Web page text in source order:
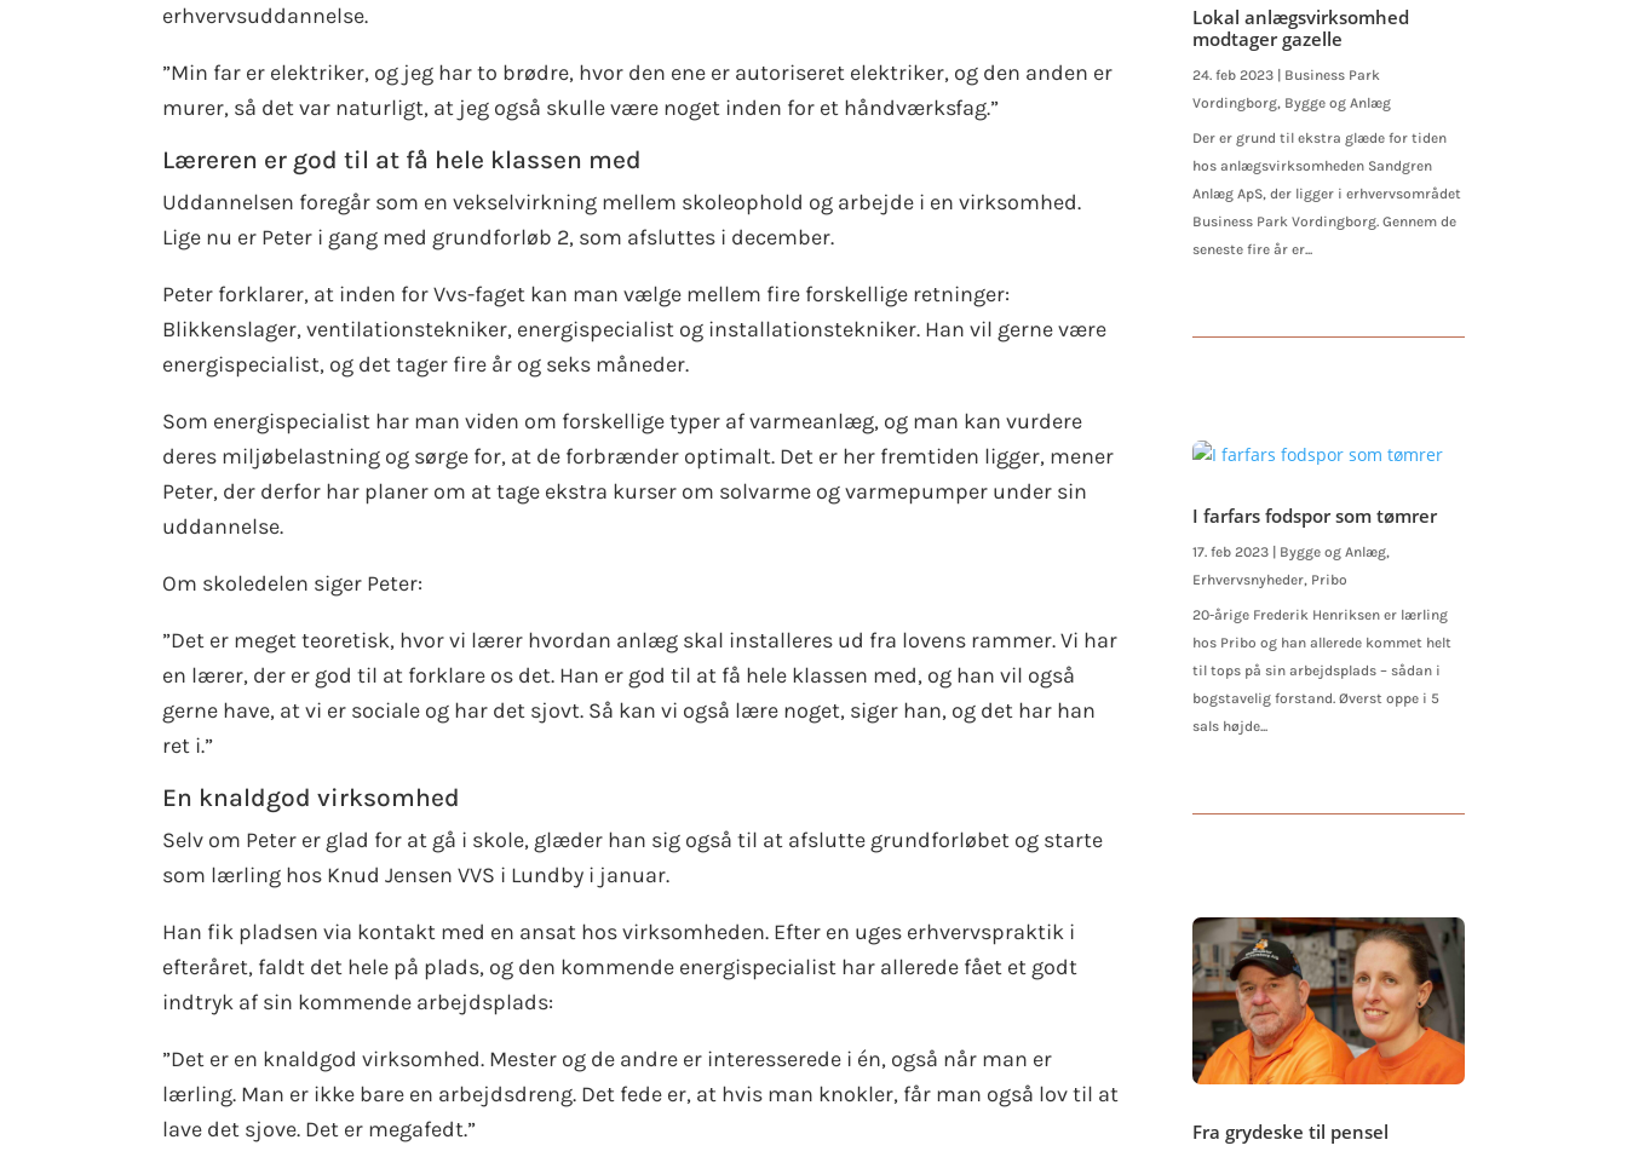
erhvervsuddannelse.
”Min far er elektriker, og jeg har to brødre, hvor den ene er autoriseret elektriker, og den anden er
murer, så det var naturligt, at jeg også skulle være noget inden for et håndværksfag.”
Læreren er god til at få hele klassen med
Uddannelsen foregår som en vekselvirkning mellem skoleophold og arbejde i en virksomhed.
Lige nu er Peter i gang med grundforløb 2, som afsluttes i december.
Peter forklarer, at inden for Vvs-faget kan man vælge mellem fire forskellige retninger:
Blikkenslager, ventilationstekniker, energispecialist og installationstekniker. Han vil gerne være
energispecialist, og det tager fire år og seks måneder.
Som energispecialist har man viden om forskellige typer af varmeanlæg, og man kan vurdere
deres miljøbelastning og sørge for, at de forbrænder optimalt. Det er her fremtiden ligger, mener
Peter, der derfor har planer om at tage ekstra kurser om solvarme og varmepumper under sin
uddannelse.
Om skoledelen siger Peter:
”Det er meget teoretisk, hvor vi lærer hvordan anlæg skal installeres ud fra lovens rammer. Vi har
en lærer, der er god til at forklare os det. Han er god til at få hele klassen med, og han vil også
gerne have, at vi er sociale og har det sjovt. Så kan vi også lære noget, siger han, og det har han
ret i.”
En knaldgod virksomhed
Selv om Peter er glad for at gå i skole, glæder han sig også til at afslutte grundforløbet og starte
som lærling hos Knud Jensen VVS i Lundby i januar.
Han fik pladsen via kontakt med en ansat hos virksomheden. Efter en uges erhvervspraktik i
efteråret, faldt det hele på plads, og den kommende energispecialist har allerede fået et godt
indtryk af sin kommende arbejdsplads:
”Det er en knaldgod virksomhed. Mester og de andre er interesserede i én, også når man er
lærling. Man er ikke bare en arbejdsdreng. Det fede er, at hvis man knokler, får man også lov til at
lave det sjove. Det er megafedt.”
Lokal anlægsvirksomhed
modtager gazelle
24. feb 2023
Business Park
Vordingborg, Bygge og Anlæg
Der er grund til ekstra glæde for tiden
hos anlægsvirksomheden Sandgren
Anlæg ApS, der ligger i erhvervsområdet
Business Park Vordingborg. Gennem de
seneste fire år er...
I farfars fodspor som tømrer
17. feb 2023 Bygge og Anlæg,
Erhvervsnyheder, Pribo
20-årige Frederik Henriksen er lærling
hos Pribo og han allerede kommet helt
til tops på sin arbejdsplads – sådan i
bogstavelig forstand. Øverst oppe i 5
sals højde...
Fra grydeske til pensel